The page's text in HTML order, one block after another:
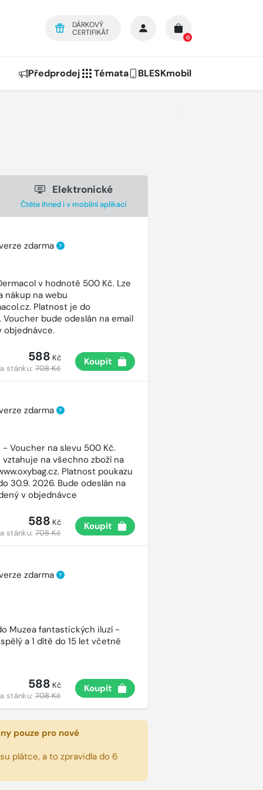
DÁRKOVÝ
CERTIFIKÁT
0
Předprodej Témata BLESKmobil
Elektronické
Čtěte ihned i v mobilní aplikaci
zdarma ?
v hodnotě 500 Kč. Lze
nákup na webu
Platnost je do
Voucher bude odeslán na email
objednávce.
588 Kč
stánku:708 Kč
Koupit
zdarma ?
- Voucher na slevu 500 Kč.
vztahuje na všechno zboží na
Platnost poukazu
30.9. 2026. Bude odeslán na
v objednávce
588 Kč
stánku:708 Kč
Koupit
zdarma ?
Muzea fantastických iluzí -
a 1 dítě do 15 let včetně
588 Kč
stánku:708 Kč
Koupit
pouze pro nové
plátce, a to zpravidla do 6